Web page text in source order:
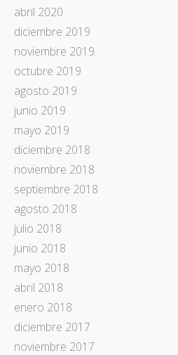
abril 2020
diciembre 2019
noviembre 2019
octubre 2019
agosto 2019
junio 2019
mayo 2019
diciembre 2018
noviembre 2018
septiembre 2018
agosto 2018
julio 2018
junio 2018
mayo 2018
abril 2018
enero 2018
diciembre 2017
noviembre 2017